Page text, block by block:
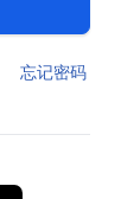
忘记密码